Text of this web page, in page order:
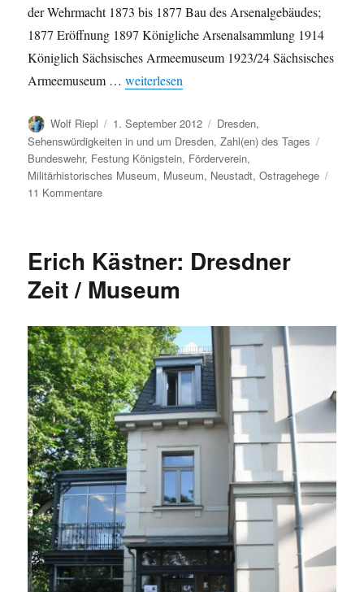
der Wehrmacht 1873 bis 1877 Bau des Arsenalgebäudes;
1877 Eröffnung 1897 Königliche Arsenalsammlung 1914
Königlich Sächsisches Armeemuseum 1923/24 Sächsisches
Armeemuseum …„Das Militärhistorische Museum in Zahlen“
weiterlesen
Autor
Wolf Riepl
Veröffentlicht
am
1. September 2012 Kategorien
Dresden,
Sehenswürdigkeiten in und um Dresden,Zahl(en) des Tages
Bundeswehr, Festung Königstein, Förderverein,
Militärhistorisches Museum, Museum, Neustadt,Ostragehege
11 Kommentarezu
in
Erich Kästner: Dresdner
Zeit / Museum